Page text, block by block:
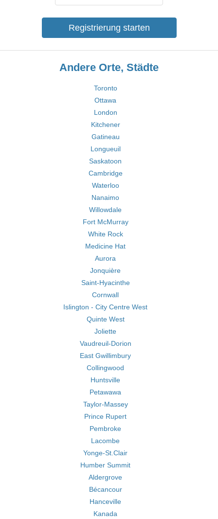
Registrierung starten
Andere Orte, Städte
Toronto
Ottawa
London
Kitchener
Gatineau
Longueuil
Saskatoon
Cambridge
Waterloo
Nanaimo
Willowdale
Fort McMurray
White Rock
Medicine Hat
Aurora
Jonquière
Saint-Hyacinthe
Cornwall
Islington - City Centre West
Quinte West
Joliette
Vaudreuil-Dorion
East Gwillimbury
Collingwood
Huntsville
Petawawa
Taylor-Massey
Prince Rupert
Pembroke
Lacombe
Yonge-St.Clair
Humber Summit
Aldergrove
Bécancour
Hanceville
Kanada